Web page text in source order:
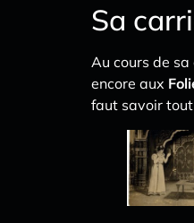
Sa
Au cours de
encore aux
faut savoir